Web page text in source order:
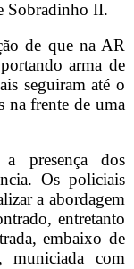
Sobradinho II.
de que na AR
arma de
seguiram até o
na frente de uma
a presença dos
Os policiais
a abordagem
entretanto
embaixo de
municiada com